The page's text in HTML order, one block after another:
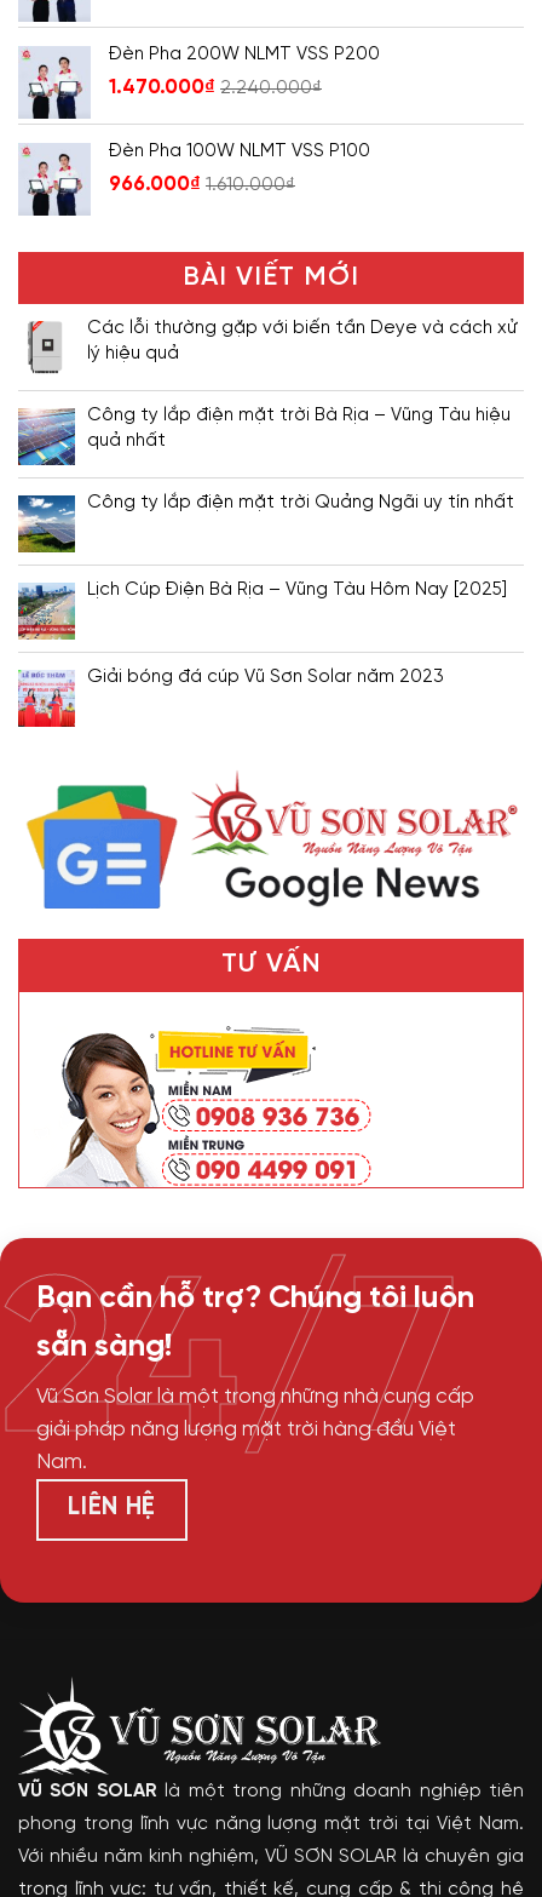
Đèn Pha 200W NLMT VSS P200
1.470.000₫ 2.240.000₫
Đèn Pha 100W NLMT VSS P100
966.000₫ 1.610.000₫
BÀI VIẾT MỚI
Các lỗi thường gặp với biến tần Deye và cách xử
lý hiệu quả
Công ty lắp điện mặt trời Bà Rịa – Vũng Tàu hiệu
quả nhất
Công ty lắp điện mặt trời Quảng Ngãi uy tín nhất
Lịch Cúp Điện Bà Rịa – Vũng Tàu Hôm Nay [2025]
Giải bóng đá cúp Vũ Sơn Solar năm 2023
TƯ VẤN
Bạn cần hỗ trợ? Chúng tôi luôn
sẵn sàng!
Vũ Sơn Solar là một trong những nhà cung cấp
giải pháp năng lượng mặt trời hàng đầu Việt
Nam.
LIÊN HỆ
24/7
VŨ SƠN SOLAR là một trong những doanh nghiệp tiên
phong trong lĩnh vực năng lượng mặt trời tại Việt Nam.
Với nhiều năm kinh nghiệm, VŨ SƠN SOLAR là chuyên gia
trong lĩnh vực: tư vấn, thiết kế, cung cấp & thi công hệ